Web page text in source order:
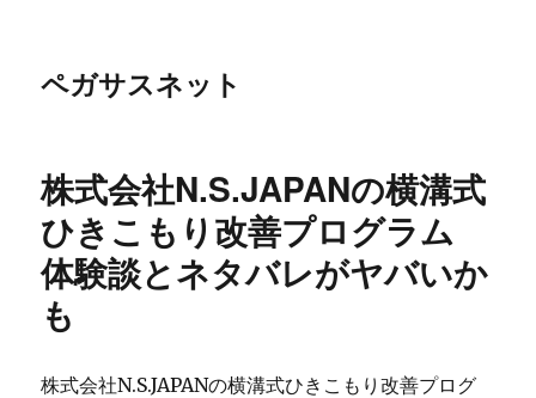
ペガサスネット
株式会社N.S.JAPANの横溝式
ひきこもり改善プログラム
体験談とネタバレがヤバいか
も
株式会社N.S.JAPANの横溝式ひきこもり改善プログ